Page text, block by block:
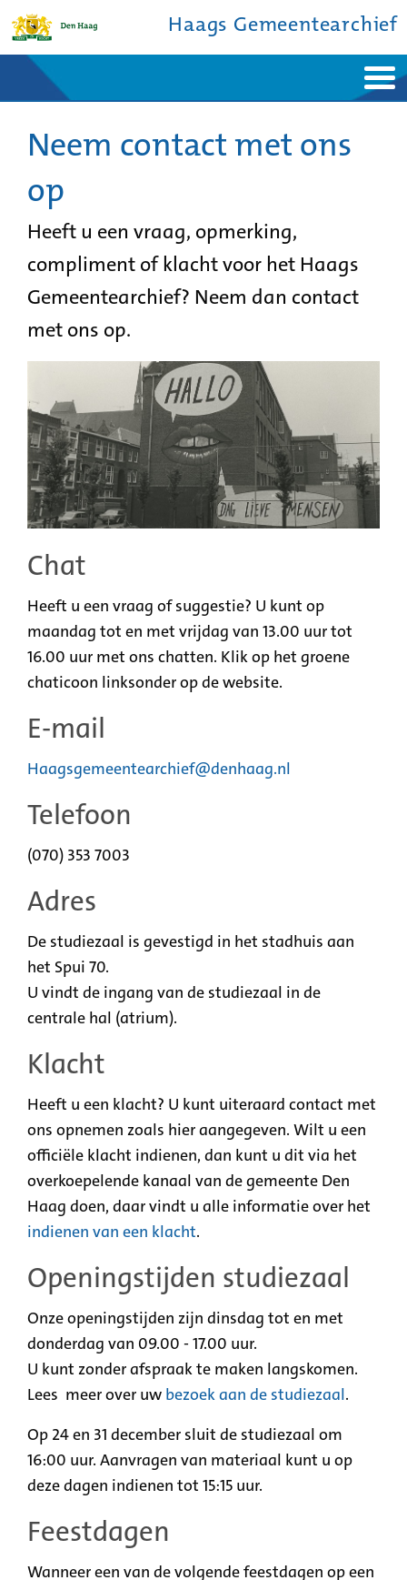
Haags Gemeentearchief
Ontdek de stad
De studiezaal
Bronnen en collecties
Over ons
Neem contact met ons
op
Heeft u een vraag, opmerking,
compliment of klacht voor het Haags
Gemeentearchief? Neem dan contact
met ons op.
Chat
Heeft u een vraag of suggestie? U kunt op
maandag tot en met vrijdag van 13.00 uur tot
16.00 uur met ons chatten. Klik op het groene
chaticoon linksonder op de website.
E-mail
Haagsgemeentearchief@denhaag.nl
Telefoon
(070) 353 7003
Adres
De studiezaal is gevestigd in het stadhuis aan
het Spui 70.
U vindt de ingang van de studiezaal in de
centrale hal (atrium).
Klacht
Heeft u een klacht? U kunt uiteraard contact met
ons opnemen zoals hier aangegeven. Wilt u een
officiële klacht indienen, dan kunt u dit via het
overkoepelende kanaal van de gemeente Den
Haag doen, daar vindt u alle informatie over het
indienen van een klacht.
Openingstijden studiezaal
Onze openingstijden zijn dinsdag tot en met
donderdag van 09.00 - 17.00 uur.
U kunt zonder afspraak te maken langskomen.
Lees meer over uw bezoek aan de studiezaal.
Op 24 en 31 december sluit de studiezaal om
16:00 uur. Aanvragen van materiaal kunt u op
deze dagen indienen tot 15:15 uur.
Feestdagen
Wanneer een van de volgende feestdagen op een